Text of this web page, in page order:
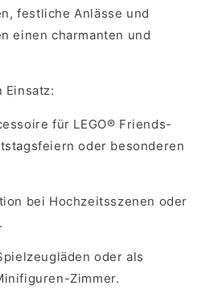
festliche Anlässe und
einen charmanten und
Einsatz:
für LEGO® Friends-
oder besonderen
bei Hochzeitsszenen oder
oder als
Zimmer.